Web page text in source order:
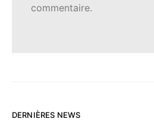
commentaire.
DERNIÈRES NEWS